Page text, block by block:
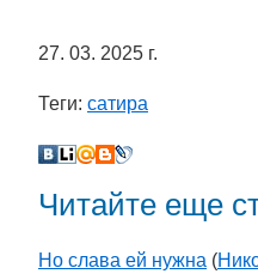
27. 03. 2025 г.
Теги: сатира
Читайте еще
Но слава ей нужна (